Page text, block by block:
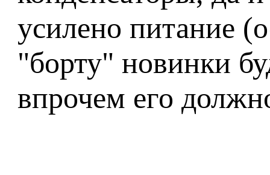
усилено питание
"борту" новинки
впрочем его